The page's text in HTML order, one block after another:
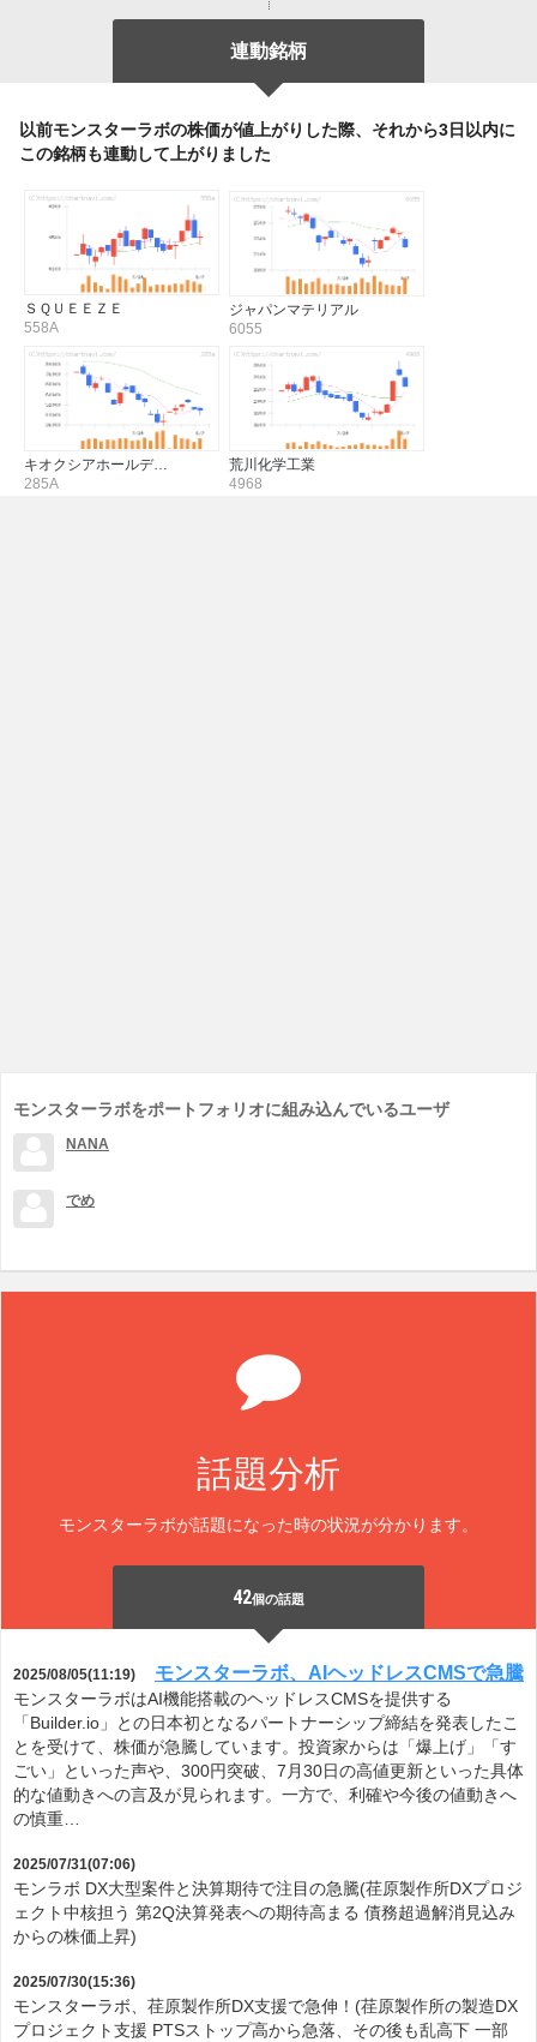
連動銘柄
以前モンスターラボの株価が値上がりした際、それから3日以内に
この銘柄も連動して上がりました
ＳＱＵＥＥＺＥ
558A
ジャパンマテリアル
6055
キオクシアホールデ…
285A
荒川化学工業
4968
モンスターラボをポートフォリオに組み込んでいるユーザ
NANA
でめ
話題分析
モンスターラボが話題になった時の状況が分かります。
42個の話題
2025/08/05(11:19) モンスターラボ、AIヘッドレスCMSで急騰
モンスターラボはAI機能搭載のヘッドレスCMSを提供する
「Builder.io」との日本初となるパートナーシップ締結を発表したこ
とを受けて、株価が急騰しています。投資家からは「爆上げ」「す
ごい」といった声や、300円突破、7月30日の高値更新といった具体
的な値動きへの言及が見られます。一方で、利確や今後の値動きへ
の慎重…
2025/07/31(07:06)
モンラボ DX大型案件と決算期待で注目の急騰(荏原製作所DXプロジ
ェクト中核担う 第2Q決算発表への期待高まる 債務超過解消見込み
からの株価上昇)
2025/07/30(15:36)
モンスターラボ、荏原製作所DX支援で急伸！(荏原製作所の製造DX
プロジェクト支援 PTSストップ高から急落、その後も乱高下 一部